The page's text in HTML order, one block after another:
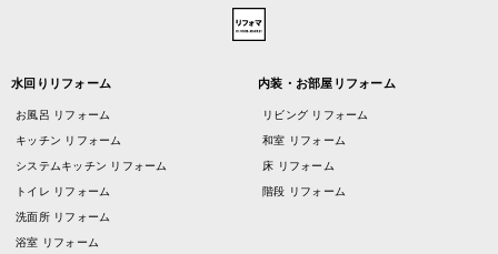
水回りリフォーム
お風呂 リフォーム
キッチン リフォーム
システムキッチン リフォーム
トイレ リフォーム
洗面所 リフォーム
浴室 リフォーム
内装・お部屋リフォーム
リビング リフォーム
和室 リフォーム
床 リフォーム
階段 リフォーム